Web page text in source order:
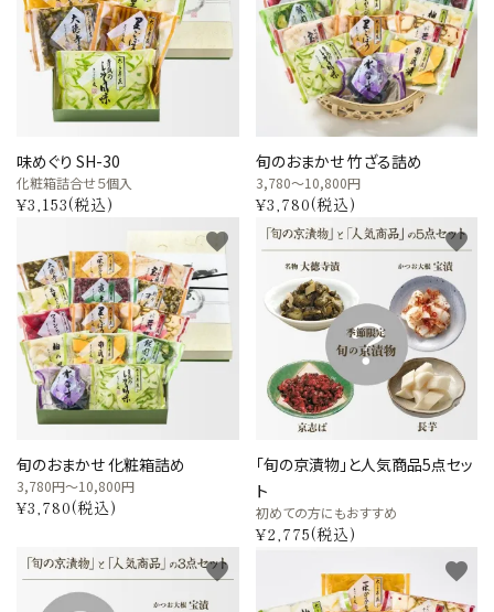
meeting_room ログイン person 新規会員登録
味めぐり SH-30
化粧箱詰合せ５個入
¥3,153(税込)
旬のおまかせ 竹ざる詰め
3,780～10,800円
¥3,780(税込)
旬のおまかせ 化粧箱詰め
3,780円～10,800円
¥3,780(税込)
favorite
「旬の京漬物」と人気商品5点セッ
ト
初めての方にもおすすめ
¥2,775(税込)
favorite
favorite favorite